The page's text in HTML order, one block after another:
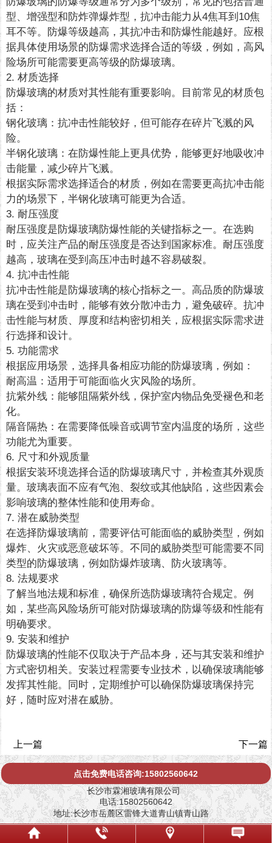
型、增强型和防炸弹爆炸型，抗冲击能力从4焦耳到10焦
耳不等。防爆等级越高，其抗冲击和防爆性能越好。应根
据具体使用场景的防爆需求选择合适的等级，例如，高风
险场所可能需要更高等级的防爆玻璃。
2. 材质选择
防爆玻璃的材质对其性能有重要影响。目前常见的材质包
括：
钢化玻璃：抗冲击性能较好，但可能存在碎片飞溅的风
险。
半钢化玻璃：在防爆性能上更具优势，能够更好地吸收冲
击能量，减少碎片飞溅。
根据实际需求选择适合的材质，例如在需要更高抗冲击能
力的场景下，半钢化玻璃可能更为合适。
3. 耐压强度
耐压强度是防爆玻璃防爆性能的关键指标之一。在选购
时，应关注产品的耐压强度是否达到国家标准。耐压强度
越高，玻璃在受到高压冲击时越不容易破裂。
4. 抗冲击性能
抗冲击性能是防爆玻璃的核心指标之一。高品质的防爆玻
璃在受到冲击时，能够有效分散冲击力，避免破碎。抗冲
击性能与材质、厚度和结构密切相关，应根据实际需求进
行选择和设计。
5. 功能需求
根据应用场景，选择具备相应功能的防爆玻璃，例如：
耐高温：适用于可能面临火灾风险的场所。
抗紫外线：能够阻隔紫外线，保护室内物品免受褪色和老
化。
隔音隔热：在需要降低噪音或调节室内温度的场所，这些
功能尤为重要。
6. 尺寸和外观质量
根据安装环境选择合适的防爆玻璃尺寸，并检查其外观质
量。玻璃表面不应有气泡、裂纹或其他缺陷，这些因素会
影响玻璃的整体性能和使用寿命。
7. 潜在威胁类型
在选择防爆玻璃前，需要评估可能面临的威胁类型，例如
爆炸、火灾或恶意破坏等。不同的威胁类型可能需要不同
类型的防爆玻璃，例如防爆炸玻璃、防火玻璃等。
8. 法规要求
了解当地法规和标准，确保所选防爆玻璃符合规定。例
如，某些高风险场所可能对防爆玻璃的防爆等级和性能有
明确要求。
9. 安装和维护
防爆玻璃的性能不仅取决于产品本身，还与其安装和维护
方式密切相关。安装过程需要专业技术，以确保玻璃能够
发挥其性能。同时，定期维护可以确保防爆玻璃保持完
好，随时应对潜在威胁。
上一篇 下一篇
点击免费电话咨询:15802560642
长沙市霖湘玻璃有限公司
电话:15802560642
地址:长沙市岳麓区雷锋大道青山镇青山路